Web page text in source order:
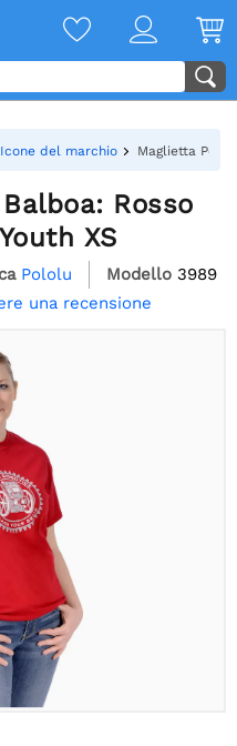
Icone del marchio Maglietta
Rosso
XS
Pololu Modello 3989
una recensione